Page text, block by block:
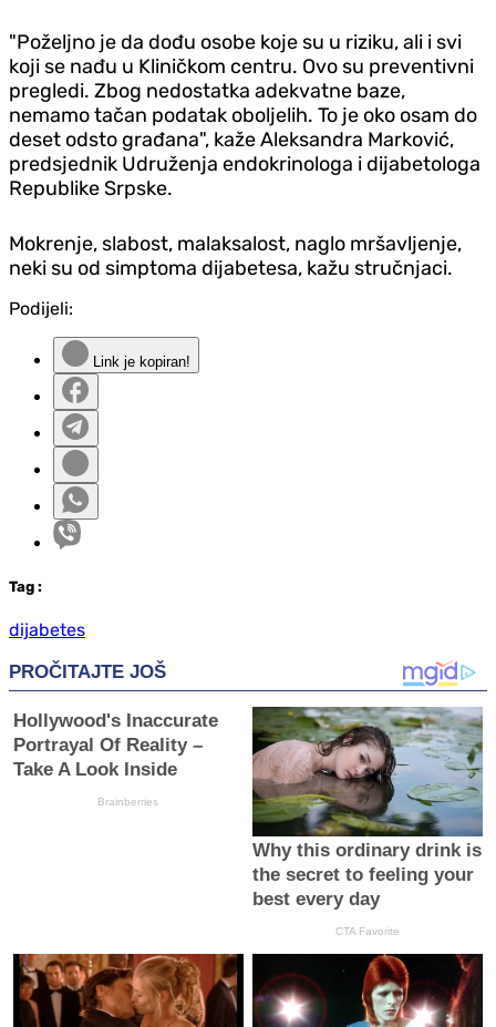
"Poželjno je da dođu osobe koje su u riziku, ali i svi
koji se nađu u Kliničkom centru. Ovo su preventivni
pregledi. Zbog nedostatka adekvatne baze,
nemamo tačan podatak oboljelih. To je oko osam do
deset odsto građana", kaže Aleksandra Marković,
predsjednik Udruženja endokrinologa i dijabetologa
Republike Srpske.
Mokrenje, slabost, malaksalost, naglo mršavljenje,
neki su od simptoma dijabetesa, kažu stručnjaci.
Podijeli:
Link je kopiran!
Tag :
dijabetes